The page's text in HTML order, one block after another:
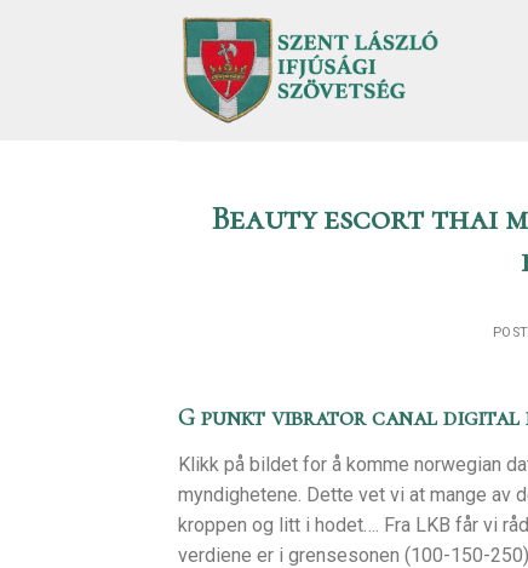
Beauty escort thai
G punkt vibrator canal digital
Klikk på bildet for å komme norwegian
myndighetene. Dette vet vi at mange av
kroppen og litt i hodet…. Fra LKB får vi
verdiene er i grensesonen (100-150-